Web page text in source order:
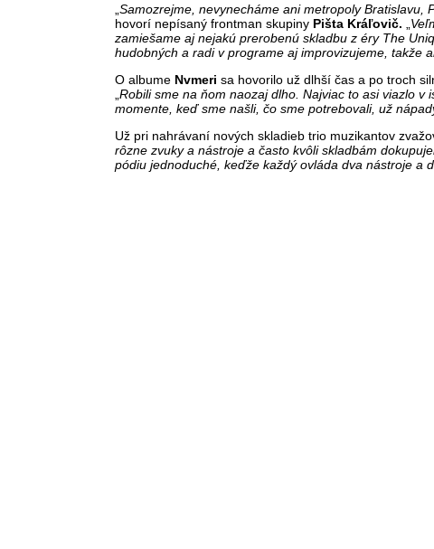
Samozrejme, nevynecháme ani metropoly
hovorí nepísaný frontman skupiny Pišta Kráľovič.
zamiešame aj nejakú prerobenú skladbu z éry The
hudobných a radi v programe aj improvizujeme, takže
O albume Nvmeri sa hovorilo už dlhší čas a po troch
Robili sme na ňom naozaj dlho. Najviac to asi viazlo
momente, keď sme našli, čo sme potrebovali, už
Už pri nahrávaní nových skladieb trio muzikantov
rôzne zvuky a nástroje a často kvôli skladbám
pódiu jednoduché, keďže každý ovláda dva nástroje a